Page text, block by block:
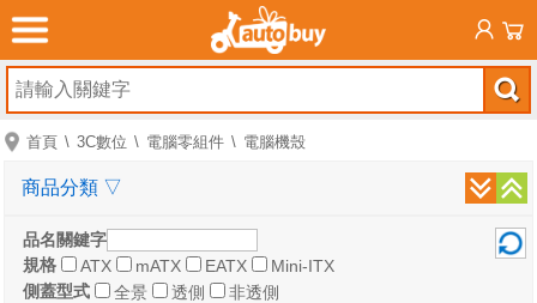
首頁 3C數位 電腦零組件 電腦機殼
品名關鍵字
規格
ATX mATX EATX
Mini-ITX
側蓋型式
全景 透側
非透側
商品分類 ▽